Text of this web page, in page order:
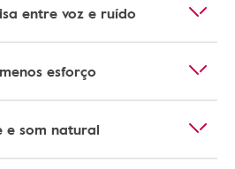
entre voz e ruído
esforço
e som natural